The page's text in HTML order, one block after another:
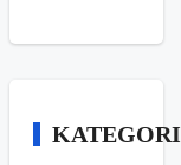
KATEGORI